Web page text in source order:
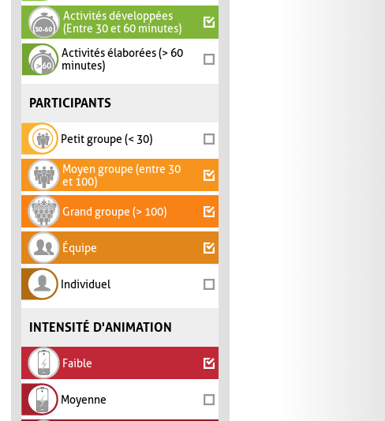
Activités développées
(Entre 30 et 60 minutes)
Activités élaborées (> 60
minutes)
PARTICIPANTS
Petit groupe (< 30)
Moyen groupe (entre 30
et 100)
Grand groupe (> 100)
Équipe
Individuel
INTENSITÉ D'ANIMATION
Faible
Moyenne